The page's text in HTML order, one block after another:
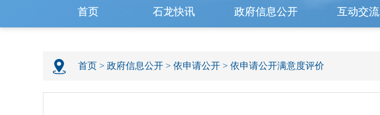
首页 石龙快讯 政府信息公开 互动交流
首页 > 政府信息公开 > 依申请公开 > 依申请公开满意度评价